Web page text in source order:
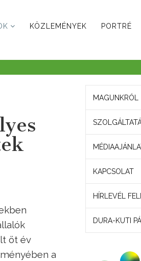
KÖZLEMÉNYEK PORTRÉ
öt év
a
MAGUNKRÓL
KAPCSOLAT
HÍRLEVÉL
DURA-KUTI